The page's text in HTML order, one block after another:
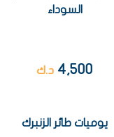
السوداء
4,500 د.ك
يوميات طائر الزنبرك